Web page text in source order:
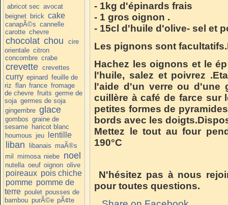
abricot sec avocat
beignet brick cake
canapÃ©s cannelle
carotte chevre
chocolat chou
cire
orientale citron
concombre crabe
crevette crevettes
curry epinard feuille de
riz flan france fromage
de chevre fruits germe de
soja germes de soja
gingembre glace
gombos graine de
sesame haricot blanc
houmous jeu lentille
liban libanais maÃ®s
mil mimosa niebe noel
nutella oeuf oignon olive
poireaux pois chiche
pomme pomme de
terre poulet pousses de
bambou purÃ©e pÃ¢te
- 1kg d'épinards frais
- 1 gros oignon .
- 15cl d'huile d'olive- sel et
Les pignons sont
Hachez les oignons et le
l'huile, salez et poivrez
l'aide d'un verre ou d'une
cuillère à café de farce sur
petites formes de
bords avec les
Mettez le tout au four
190°C
N'hésitez pas à nous
pour toutes questions.